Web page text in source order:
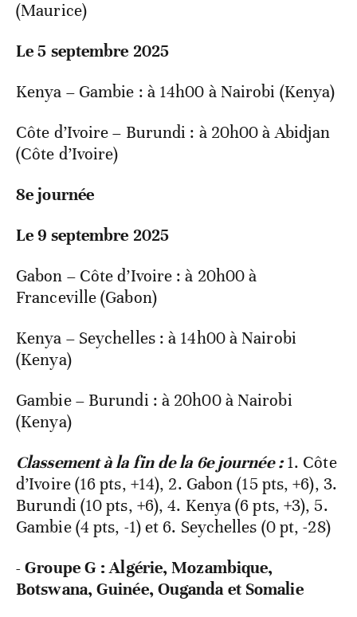
(Maurice)
Le 5 septembre 2025
Kenya – Gambie : à 14h00 à Nairobi (Kenya)
Côte d’Ivoire – Burundi : à 20h00 à Abidjan
(Côte d’Ivoire)
8e journée
Le 9 septembre 2025
Gabon – Côte d’Ivoire : à 20h00 à
Franceville (Gabon)
Kenya – Seychelles : à 14h00 à Nairobi
(Kenya)
Gambie – Burundi : à 20h00 à Nairobi
(Kenya)
Classement à la fin de la 6e journée :1. Côte
d’Ivoire (16 pts, +14), 2. Gabon (15 pts, +6), 3.
Burundi (10 pts, +6), 4. Kenya (6 pts, +3), 5.
Gambie (4 pts, -1) et 6. Seychelles (0 pt, -28)
- Groupe G : Algérie, Mozambique,
Botswana, Guinée, Ouganda et Somalie